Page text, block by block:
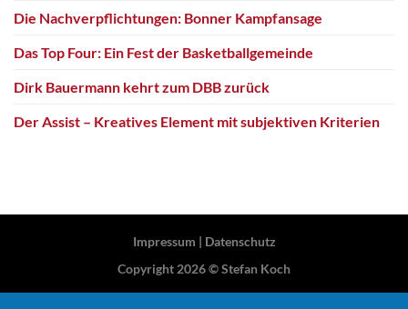
Die Nachverpflichtungen: Bonner Kampfansage
Das Top Four: Ein Fest der Basketballgemeinde
Dirk Bauermann kehrt zum DBB zurück
Der Assist – Kreatives Element mit subjektiven Kriterien
Impressum | Datenschutz
Copyright 2026 ©Stefan Koch